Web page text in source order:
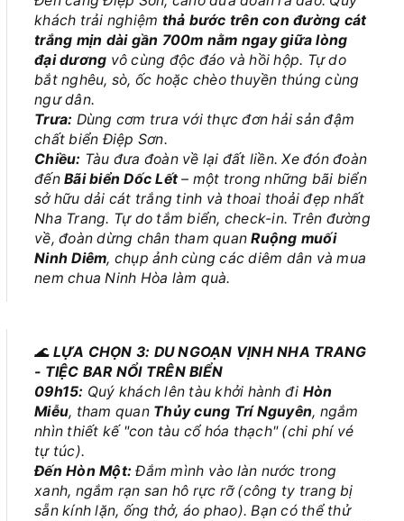
khách trải nghiệm thả bước trên con đường cát
trắng mịn dài gần 700m nằm ngay giữa lòng
đại dương vô cùng độc đáo và hồi hộp. Tự do
bắt nghêu, sò, ốc hoặc chèo thuyền thúng cùng
ngư dân.
Trưa: Dùng cơm trưa với thực đơn hải sản đậm
chất biển Điệp Sơn.
Chiều: Tàu đưa đoàn về lại đất liền. Xe đón đoàn
đến Bãi biển Dốc Lết– một trong những bãi biển
sở hữu dải cát trắng tinh và thoai thoải đẹp nhất
Nha Trang. Tự do tắm biển, check-in. Trên đường
về, đoàn dừng chân tham quanRuộng muối
Ninh Diêm, chụp ảnh cùng các diêm dân và mua
nem chua Ninh Hòa làm quà.
🌊 LỰA CHỌN 3: DU NGOẠN VỊNH NHA TRANG
- TIỆC BAR NỔI TRÊN BIỂN
09h15: Quý khách lên tàu khởi hành đi Hòn
Miễu, tham quan Thủy cung Trí Nguyên, ngắm
nhìn thiết kế "con tàu cổ hóa thạch" (chi phí vé
tự túc).
Đến Hòn Một: Đắm mình vào làn nước trong
xanh, ngắm rạn san hô rực rỡ (công ty trang bị
sẵn kính lặn, ống thở, áo phao). Bạn có thể thử